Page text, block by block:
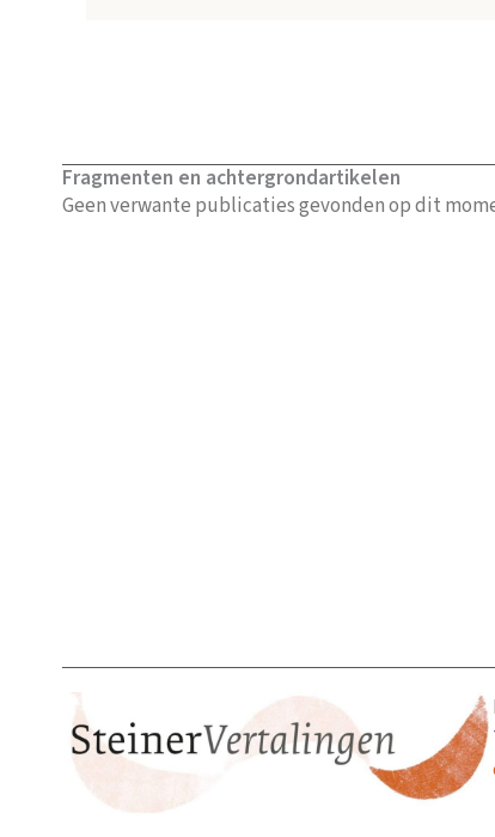
Fragmenten en achtergrondartikelen
Geen verwante publicaties gevonden op dit